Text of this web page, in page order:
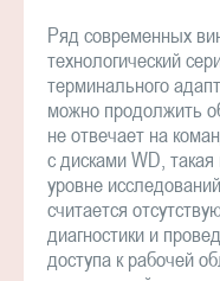
Ряд современных
технологический
терминального
можно продолжить
не отвечает на
с дисками WD,
уровне
считается
диагностики и
доступа к рабочей